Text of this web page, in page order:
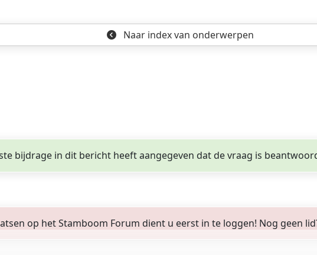
Naar indexvan onderwerpen
bijdrage in dit bericht heeft aangegeven dat de vraag is
op het Stamboom Forum dient u eerst in te loggen! Nog geen